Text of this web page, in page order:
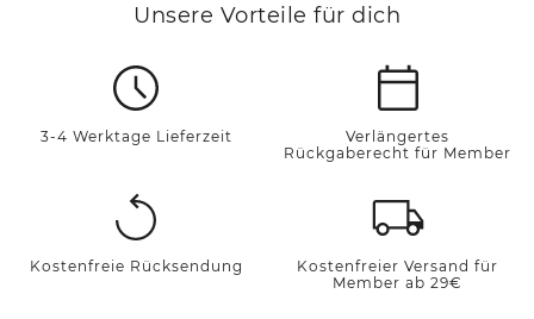
Unsere Vorteile für dich
3-4 Werktage Lieferzeit
Verlängertes
Rückgaberecht für Member
Kostenfreie Rücksendung
Kostenfreier Versand für
Member ab 29€